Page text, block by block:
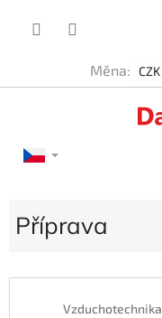
Měna:
Příprava
Vzduchotechnika